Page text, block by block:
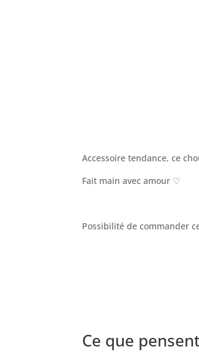
Accessoire tendance, ce
Fait main avec amour ♡
Possibilité de commander
Ce que